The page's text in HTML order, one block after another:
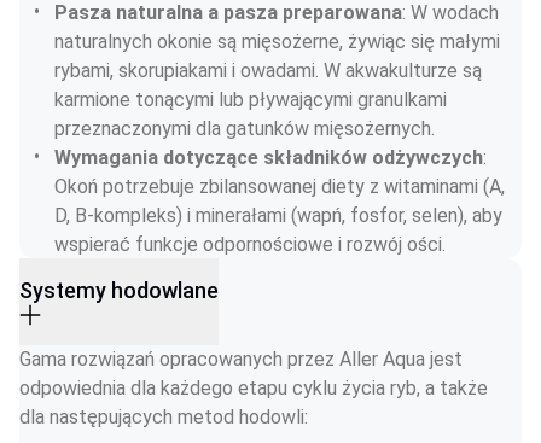
Pasza naturalna a pasza preparowana: W wodach
naturalnych okonie są mięsożerne, żywiąc się małymi
rybami, skorupiakami i owadami. W akwakulturze są
karmione tonącymi lub pływającymi granulkami
przeznaczonymi dla gatunków mięsożernych.
Wymagania dotyczące składników odżywczych:
Okoń potrzebuje zbilansowanej diety z witaminami (A,
D, B-kompleks) i minerałami (wapń, fosfor, selen), aby
wspierać funkcje odpornościowe i rozwój ości.
Systemy hodowlane
Gama rozwiązań opracowanych przez Aller Aqua jest
odpowiednia dla każdego etapu cyklu życia ryb, a także
dla następujących metod hodowli: